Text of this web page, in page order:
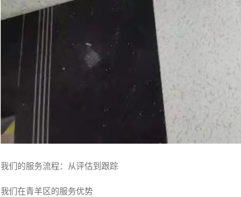
我们的服务流程：从评估到跟踪
我们在青羊区的服务优势